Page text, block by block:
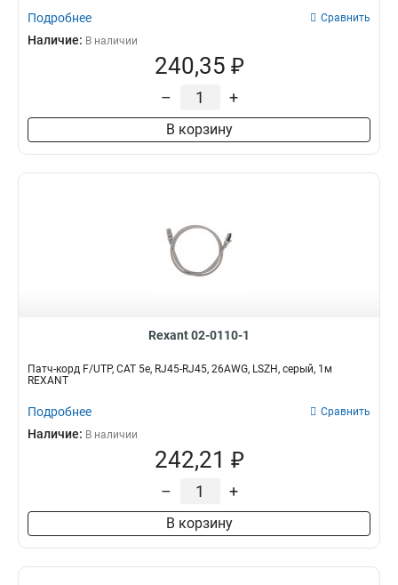
Подробнее Сравнить
Наличие: В наличии
240,35 ₽
– +
В корзину
Rexant 02-0110-1
Патч-корд F/UTP, CAT 5e, RJ45-RJ45, 26AWG, LSZH, серый, 1м
REXANT
Подробнее Сравнить
Наличие: В наличии
242,21 ₽
– +
В корзину